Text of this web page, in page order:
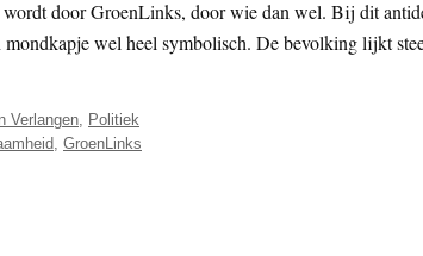
wordt door GroenLinks, door wie dan wel. Bij dit
wel heel symbolisch. De bevolking lijkt
Verlangen, Politiek
, GroenLinks